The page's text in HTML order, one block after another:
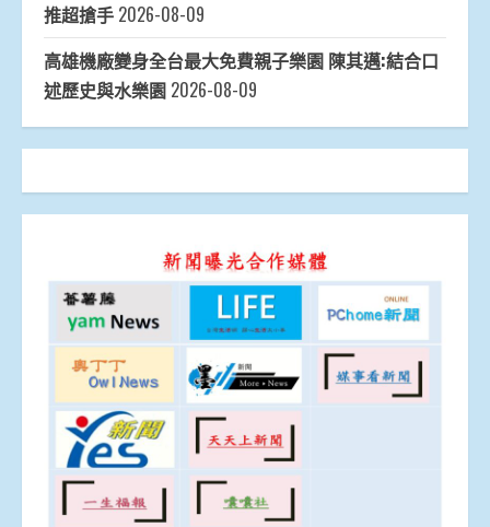
推超搶手 2026-08-09
高雄機廠變身全台最大免費親子樂園 陳其邁:結合口
述歷史與水樂園 2026-08-09